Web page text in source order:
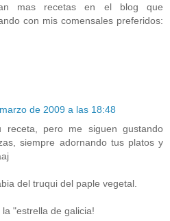
mas recetas en el blog que
con mis comensales preferidos:
de 2009 a las 18:48
pero me siguen gustando
siempre adornando tus platos y
del truqui del paple vegetal.
"estrella de galicia!